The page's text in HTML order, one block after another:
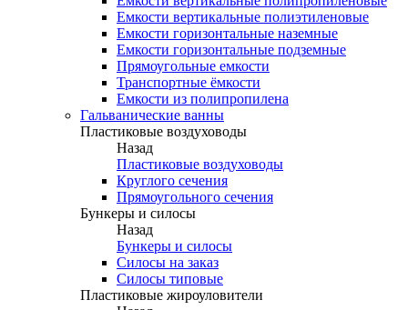
Емкости вертикальные полиэтиленовые
Емкости горизонтальные наземные
Емкости горизонтальные подземные
Прямоугольные емкости
Транспортные ёмкости
Емкости из полипропилена
Гальванические ванны
Пластиковые воздуховоды
Назад
Пластиковые воздуховоды
Круглого сечения
Прямоугольного сечения
Бункеры и силосы
Назад
Бункеры и силосы
Силосы на заказ
Силосы типовые
Пластиковые жироуловители